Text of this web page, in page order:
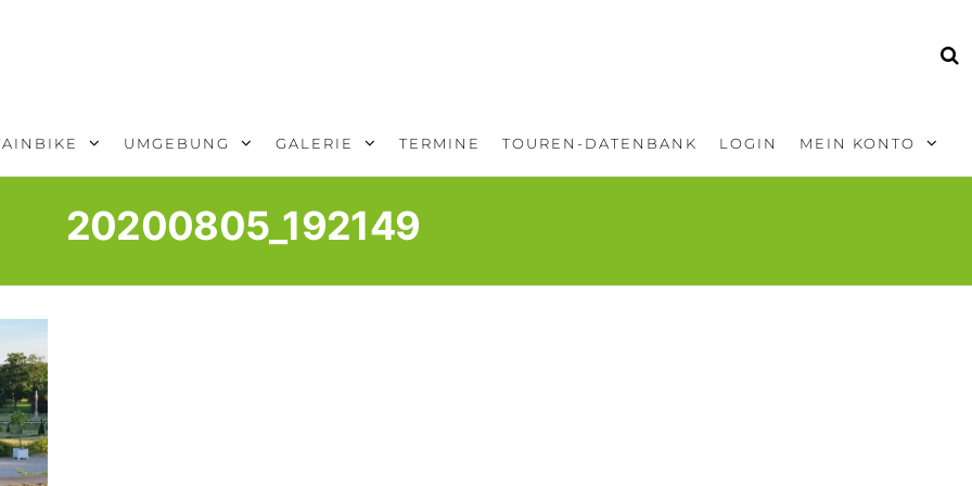
UMGEBUNG GALERIE TERMINE TOUREN-DATENBANK LOGIN MEIN KONTO
20200805_192149